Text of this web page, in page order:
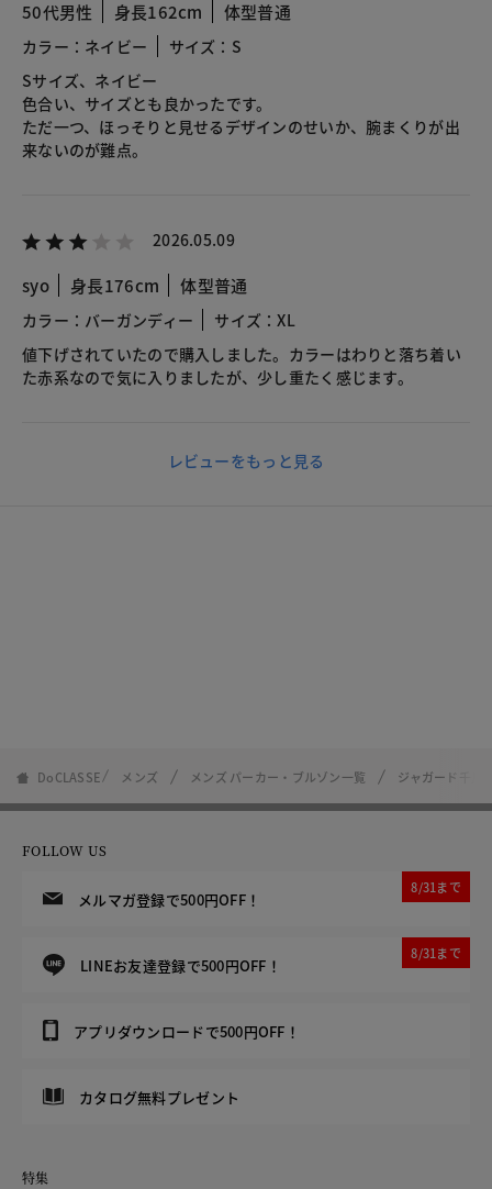
50代男性 身長162cm 体型普通
カラー：ネイビー
サイズ：S
Sサイズ、ネイビー
色合い、サイズとも良かったです。
ただ一つ、ほっそりと見せるデザインのせいか、腕まくりが出
来ないのが難点。
2026.05.09
syo 身長176cm 体型普通
カラー：バーガンディー
サイズ：XL
値下げされていたので購入しました。カラーはわりと落ち着い
た赤系なので気に入りましたが、少し重たく感じます。
レビューをもっと見る
DoCLASSE メンズ メンズ パーカー・ブルゾン一覧 ジャガード千鳥
FOLLOW US
メルマガ登録で500円OFF！
8/31まで
LINEお友達登録で500円OFF！
8/31まで
アプリダウンロードで500円OFF！
カタログ無料プレゼント
特集